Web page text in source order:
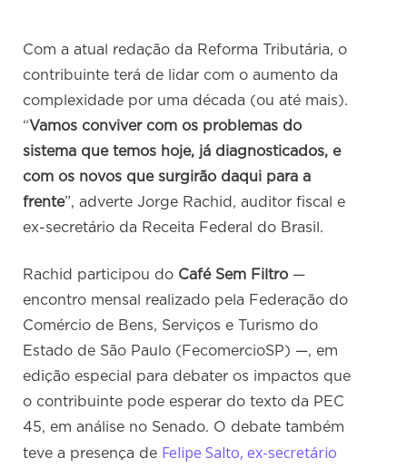
Com a atual redação da Reforma Tributária, o
contribuinte terá de lidar com o aumento da
complexidade por uma década (ou até mais).
“Vamos conviver com os problemas do
sistema que temos hoje, já diagnosticados, e
com os novos que surgirão daqui para a
frente”, adverte Jorge Rachid, auditor fiscal e
ex-secretário da Receita Federal do Brasil.
Rachid participou do Café Sem Filtro —
encontro mensal realizado pela Federação do
Comércio de Bens, Serviços e Turismo do
Estado de São Paulo (FecomercioSP) —, em
edição especial para debater os impactos que
o contribuinte pode esperar do texto da PEC
45, em análise no Senado. O debate também
teve a presença de Felipe Salto, ex-secretário